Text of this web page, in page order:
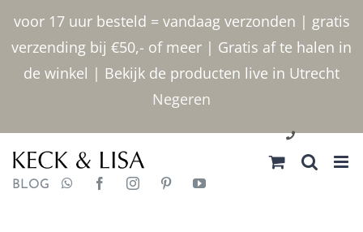
voor 17 uur besteld = vandaag verzonden | gratis
verzending bij €50,- of meer | Gratis af te halen in
de winkel | Bekijk de producten live in Utrecht
Negeren
inhoud
030 2400000
BLOG